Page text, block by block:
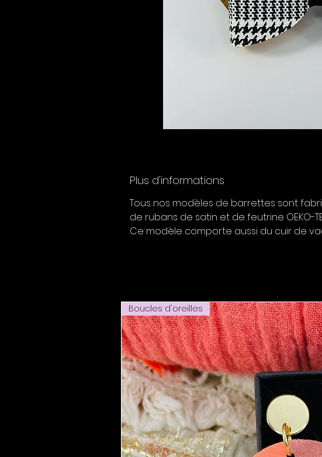
Plus d'informations
Tous nos modèles de barrettes sont
de rubans de satin et de feutrine OEKO-
Ce modèle comporte aussi du cuir de
Boucles d'oreilles